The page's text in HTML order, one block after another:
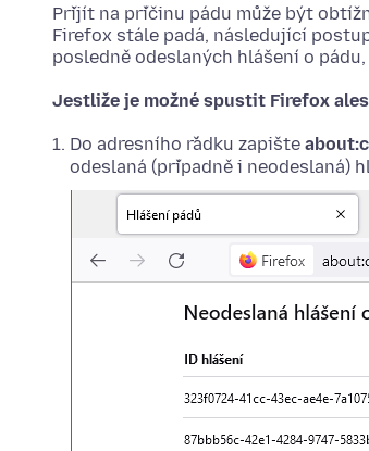
Přijít na příčinu pádu může být
Firefox stále padá, následující
posledně odeslaných hlášení o
Jestliže je možné spustit Firefox
Do adresního řádku zapište
odeslaná (případně i neodeslaná)